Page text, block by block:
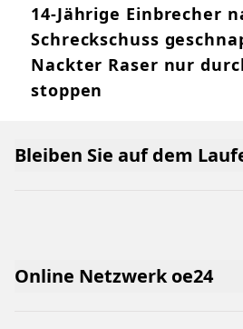
14-Jährige Einbrecher
Schreckschuss
Nackter Raser nur
stoppen
Online Netzwerk oe24
Bleiben Sie auf dem